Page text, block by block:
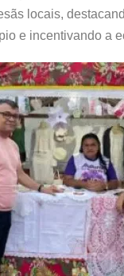
locais,
e incentivando a